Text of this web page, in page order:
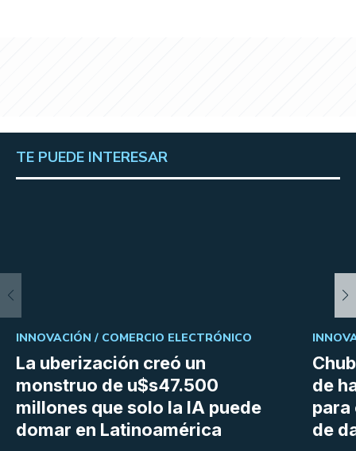
TE PUEDE INTERESAR
La uberización creó un
monstruo de u$s47.500
millones que solo la IA puede
domar en Latinoamérica
INNOVACIÓN / COMERCIO ELECTRÓNICO
de
para
de